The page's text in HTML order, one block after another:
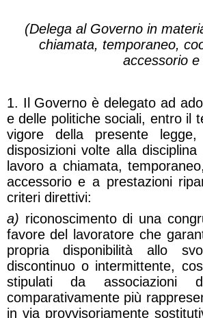
(Delega al Governo in
chiamata, temporaneo,
accessorio
1. Il Governo è delegato ad
e delle politiche sociali, entro il
vigore della presente
disposizioni volte alla
lavoro a chiamata,
accessorio e a prestazioni
criteri direttivi:
a) riconoscimento di una
favore del lavoratore che
propria disponibilità allo
discontinuo o intermittente,
stipulati da
comparativamente più
in via provvisoriamente